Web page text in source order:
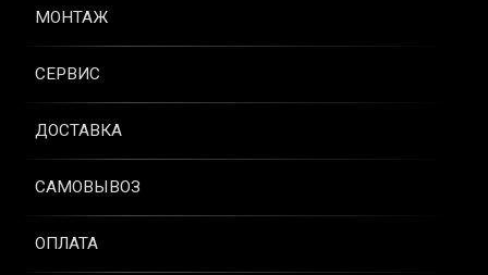
МОНТАЖ
СЕРВИС
ДОСТАВКА
САМОВЫВОЗ
ОПЛАТА